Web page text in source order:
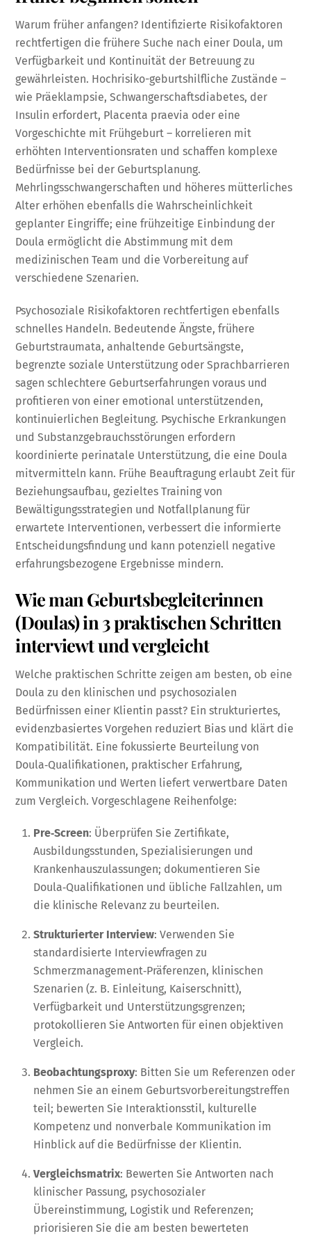
Warum früher anfangen? Identifizierte Risikofaktoren
rechtfertigen die frühere Suche nach einer Doula, um
Verfügbarkeit und Kontinuität der Betreuung zu
gewährleisten. Hochrisiko-geburtshilfliche Zustände –
wie Präeklampsie, Schwangerschaftsdiabetes, der
Insulin erfordert, Placenta praevia oder eine
Vorgeschichte mit Frühgeburt – korrelieren mit
erhöhten Interventionsraten und schaffen komplexe
Bedürfnisse bei der Geburtsplanung.
Mehrlingsschwangerschaften und höheres mütterliches
Alter erhöhen ebenfalls die Wahrscheinlichkeit
geplanter Eingriffe; eine frühzeitige Einbindung der
Doula ermöglicht die Abstimmung mit dem
medizinischen Team und die Vorbereitung auf
verschiedene Szenarien.
Psychosoziale Risikofaktoren rechtfertigen ebenfalls
schnelles Handeln. Bedeutende Ängste, frühere
Geburtstraumata, anhaltende Geburtsängste,
begrenzte soziale Unterstützung oder Sprachbarrieren
sagen schlechtere Geburtserfahrungen voraus und
profitieren von einer emotional unterstützenden,
kontinuierlichen Begleitung. Psychische Erkrankungen
und Substanzgebrauchsstörungen erfordern
koordinierte perinatale Unterstützung, die eine Doula
mitvermitteln kann. Frühe Beauftragung erlaubt Zeit für
Beziehungsaufbau, gezieltes Training von
Bewältigungsstrategien und Notfallplanung für
erwartete Interventionen, verbessert die informierte
Entscheidungsfindung und kann potenziell negative
erfahrungsbezogene Ergebnisse mindern.
Wie man Geburtsbegleiterinnen
(Doulas) in 3 praktischen Schritten
interviewt und vergleicht
Welche praktischen Schritte zeigen am besten, ob eine
Doula zu den klinischen und psychosozialen
Bedürfnissen einer Klientin passt? Ein strukturiertes,
evidenzbasiertes Vorgehen reduziert Bias und klärt die
Kompatibilität. Eine fokussierte Beurteilung von
Doula‑Qualifikationen, praktischer Erfahrung,
Kommunikation und Werten liefert verwertbare Daten
zum Vergleich. Vorgeschlagene Reihenfolge:
Pre‑Screen: Überprüfen Sie Zertifikate,
Ausbildungsstunden, Spezialisierungen und
Krankenhauszulassungen; dokumentieren Sie
Doula‑Qualifikationen und übliche Fallzahlen, um
die klinische Relevanz zu beurteilen.
Strukturierter Interview: Verwenden Sie
standardisierte Interviewfragen zu
Schmerzmanagement‑Präferenzen, klinischen
Szenarien (z. B. Einleitung, Kaiserschnitt),
Verfügbarkeit und Unterstützungsgrenzen;
protokollieren Sie Antworten für einen objektiven
Vergleich.
Beobachtungsproxy: Bitten Sie um Referenzen oder
nehmen Sie an einem Geburtsvorbereitungstreffen
teil; bewerten Sie Interaktionsstil, kulturelle
Kompetenz und nonverbale Kommunikation im
Hinblick auf die Bedürfnisse der Klientin.
Vergleichsmatrix: Bewerten Sie Antworten nach
klinischer Passung, psychosozialer
Übereinstimmung, Logistik und Referenzen;
priorisieren Sie die am besten bewerteten